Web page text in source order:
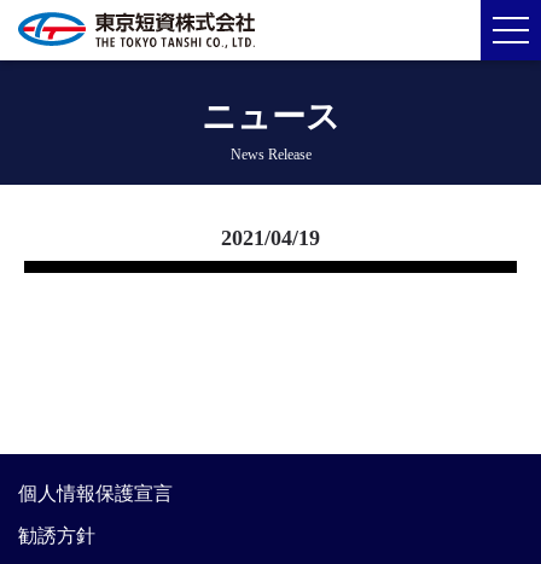
ニュース
News Release
2021/04/19
個人情報保護宣言
勧誘方針